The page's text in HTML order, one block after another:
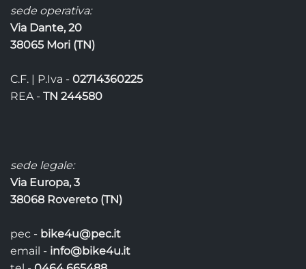
Le
opzioni
possono
essere
nella
pagina
sede operativa:
Via Dante, 20
38065 Mori (TN)
C.F. | P.Iva - 02714360225
REA - TN 244580
sede legale:
Via Europa, 3
38068 Rovereto (TN)
pec - bike4u@pec.it
email - info@bike4u.it